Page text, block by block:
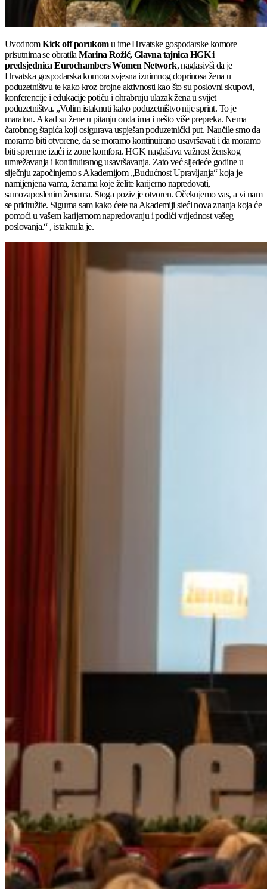
UvodnomKick off porukomu ime Hrvatske gospodarske komore
prisutnima se obratilaMarina Rožić, Glavna tajnica HGK i
predsjednica Eurochambers Women Network, naglasivši da je
Hrvatska gospodarska komora svjesna iznimnog doprinosa žena u
poduzetništvu te kako kroz brojne aktivnosti kao što su poslovni skupovi,
konferencije i edukacije potiču i ohrabruju ulazak žena u svijet
poduzetništva. „Volim istaknuti kako poduzetništvo nije sprint. To je
maraton. A kad su žene u pitanju onda ima i nešto više prepreka. Nema
čarobnog štapića koji osigurava uspješan poduzetnički put. Naučile smo da
moramo biti otvorene, da se moramo kontinuirano usavršavati i da moramo
biti spremne izaći iz zone komfora. HGK naglašava važnost ženskog
umrežavanja i kontinuiranog usavršavanja. Zato već sljedeće godine u
siječnju započinjemo s Akademijom „Budućnost Upravljanja“ koja je
namijenjena vama, ženama koje želite karijerno napredovati,
samozaposlenim ženama. Stoga poziv je otvoren. Očekujemo vas, a vi nam
se pridružite. Sigurna sam kako ćete na Akademiji steći nova znanja koja će
pomoći u vašem karijernom napredovanju i podići vrijednost vašeg
poslovanja.“ , istaknula je.